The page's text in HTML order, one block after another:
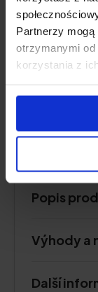
Partnerzy mogą
otrzymanymi
korzystania z
Obsah
Forma:
Velikost
Porce:
1-
Popis
Výhody a
Další